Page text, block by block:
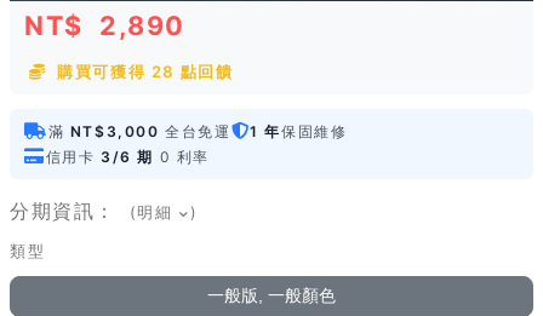
NT$ 2,890
購買可獲得 28 點回饋
滿 NT$3,000 全台免運 1 年保固維修
信用卡 3/6 期 0 利率
分期資訊： (明細 )
類型
一般版, 一般顏色